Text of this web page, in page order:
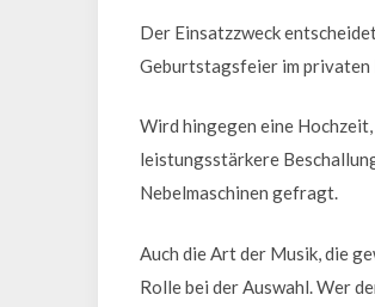
Der Einsatzzweck
Geburtstagsfeier im privaten
Wird hingegen eine
leistungsstärkere
Nebelmaschinen gefragt.
Auch die Art der Musik, die
Rolle bei der Auswahl. Wer